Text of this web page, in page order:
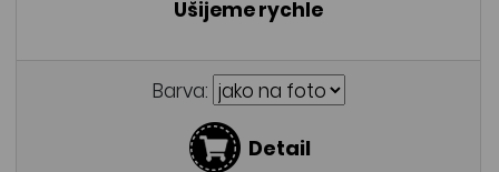
Ušijeme rychle
Barva:
Detail